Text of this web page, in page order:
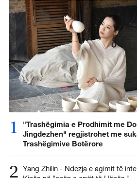
1
"Trashëgimia e Prodhimit me
Jingdezhen" regjistrohet me
Trashëgimive Botërore
2 Yang Zhilin - Ndezja e agimit të